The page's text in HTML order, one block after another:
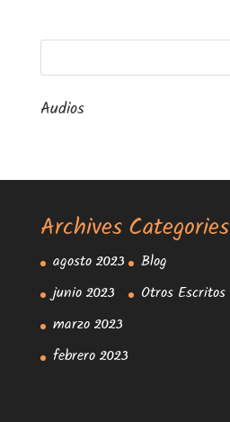
Audios
Archives
agosto 2023
junio 2023
marzo 2023
febrero 2023
Categories
Blog
Otros Escritos